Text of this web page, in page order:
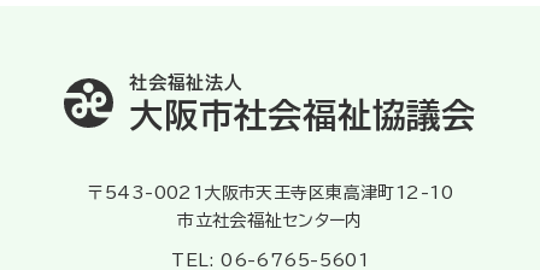
社会福祉法人
大阪市社会福祉協議会
〒543-0021大阪市天王寺区東高津町12-10
市立社会福祉センター内
TEL: 06-6765-5601